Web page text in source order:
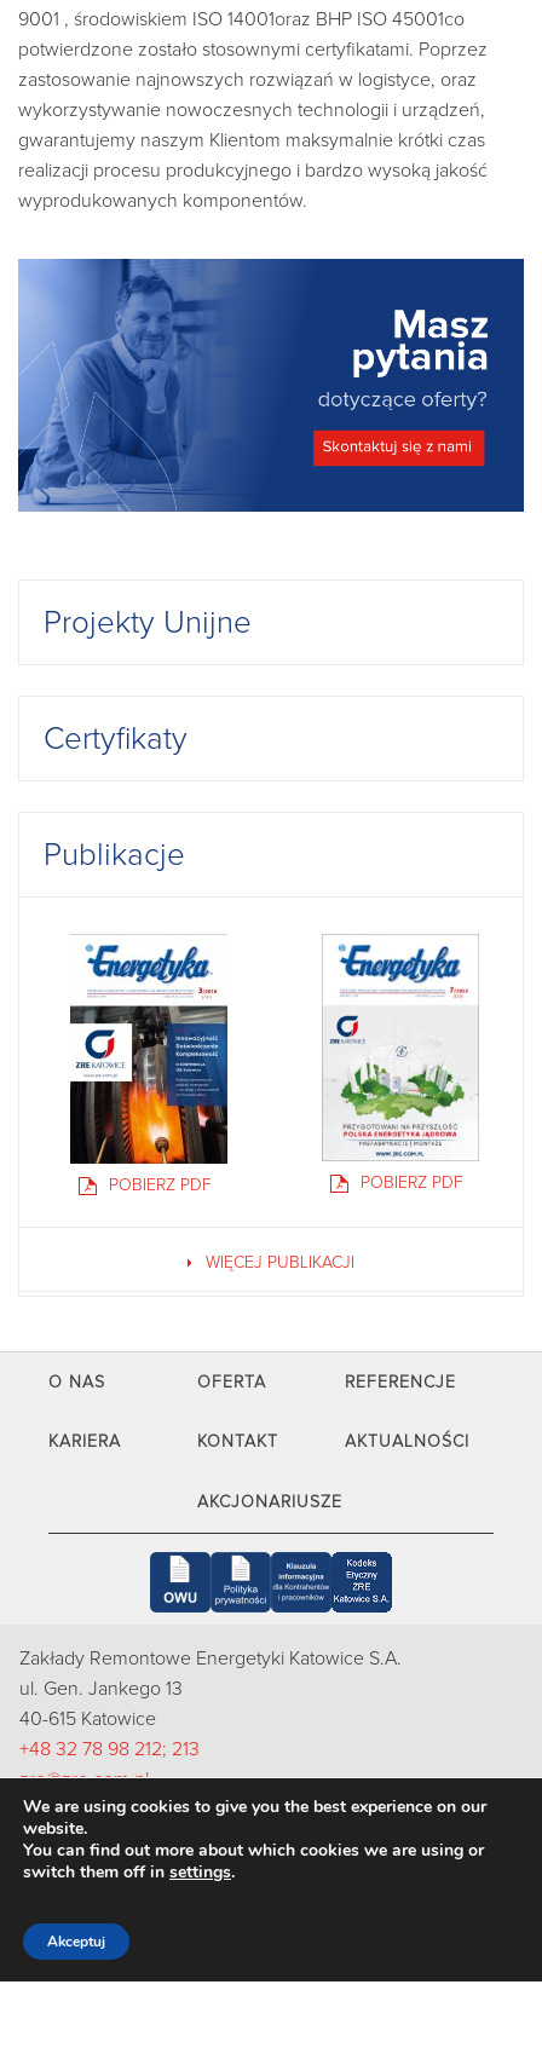
9001 , środowiskiem ISO 14001oraz BHP ISO 45001co
potwierdzone zostało stosownymi certyfikatami. Poprzez
zastosowanie najnowszych rozwiązań w logistyce, oraz
wykorzystywanie nowoczesnych technologii i urządzeń,
gwarantujemy naszym Klientom maksymalnie krótki czas
realizacji procesu produkcyjnego i bardzo wysoką jakość
wyprodukowanych komponentów.
Projekty Unijne
Certyfikaty
Publikacje
POBIERZ PDF POBIERZ PDF
WIĘCEJ PUBLIKACJI
O NAS OFERTA REFERENCJE
KARIERA KONTAKT AKTUALNOŚCI
AKCJONARIUSZE
Zakłady Remontowe Energetyki Katowice S.A.
ul. Gen. Jankego 13
40-615 Katowice
+48 32 78 98 212; 213
zre@zre.com.pl
Inspektorem Ochrony Danych Osobowych w ZRE Katowice
S.A. jest Pani Natalia Bugajska-Skut, e-mail: rodo@zre.com.pl
We are using cookies to give you the best experience on our
website.
You can find out more about which cookies we are using or
switch them off in settings.
Akceptuj